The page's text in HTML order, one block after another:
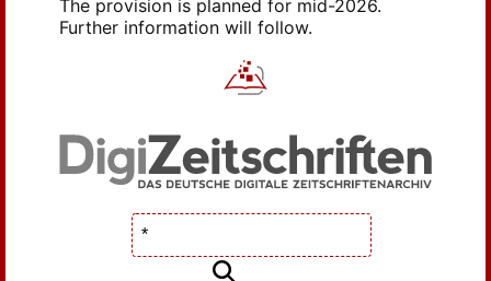
The provision is planned for mid-2026.
Further information will follow.